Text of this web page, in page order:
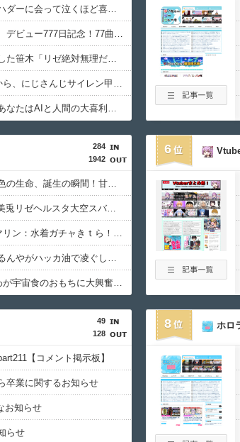
【にじさんじ】リゼがサメハダーに会って泣くほど喜んでる
【にじさんじ】珠乃井ナナ、デビュー777日記念！77曲耐久歌枠！休憩用画像に困らないにも程がある
【にじさんじ】深海に突入した笹木「リゼ絶対無理だわ」
【にじ甲2026】本日22:00から、にじさんじサイレン甲子園2026世界大会
【にじさんじ】月ノ美兎、あなたはAIと人間の大喜利回答を見分けられますか？委員長の尻穴ASMRかあ…
284
1942
【一条莉々華：限界飯】夏色の生命、誕生の瞬間！甘々なホットケーキ
ボイの好きなVtuberが月ノ美兎リゼヘルスタ大空スバルなんだけどどんなイメージ？
【画像】兎田ぺこら×宝鐘マリン：水着ガチャきｔら！水着コンプリートできるのはぺこマリどっちだ！ぺこ！
エアコン修理までまだかかるんやがハッカ油で凌ぐしかないのか…？????「キンキンタマタマに塗りたくって扇風機に当たれば冷える」
【画像】叶×葛葉：くろのわが宇宙食のおもちに大興奮！二人の意気投合っぷりが最高
6
49
128
【コメント掲示板】
卒業に関するお知らせ
お知らせ
らせ
8 ホロ